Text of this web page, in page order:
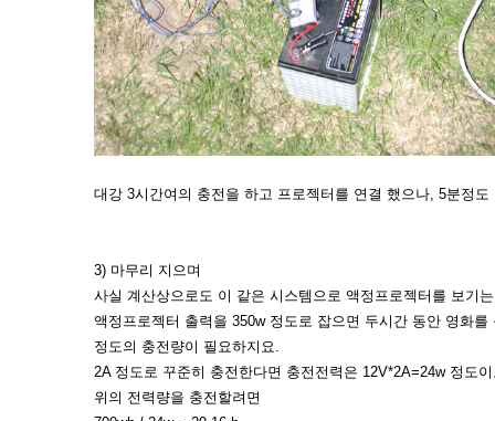
대강 3시간여의 충전을 하고 프로젝터를 연결 했으나, 5분정
3) 마무리 지으며
사실 계산상으로도 이 같은 시스템으로 액정프로젝터를 보기
액정프로젝터 출력을 350w 정도로 잡으면 두시간 동안 영화를
정도의 충전량이 필요하지요.
2A 정도로 꾸준히 충전한다면 충전전력은 12V*2A=24w 정도
위의 전력량을 충전할려면